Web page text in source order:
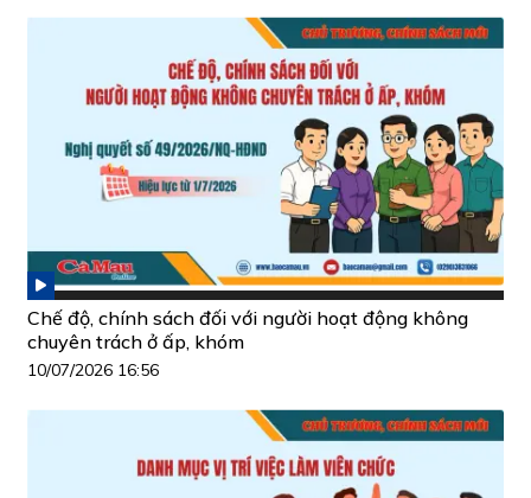
Chế độ, chính sách đối với người hoạt động không
chuyên trách ở ấp, khóm
10/07/2026 16:56